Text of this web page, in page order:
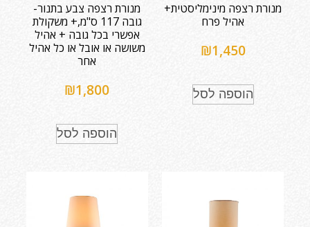
מנורת רצפה מינימליסטית+
אהיל פרח
₪1,450
הוספה לסל
מנורת רצפה צבע בתנור-
גובה 117 ס"מ,+ משקולת
אפשרי בכל גובה + אהיל
משושה או אובל או כל אהיל
אחר
₪1,800
הוספה לסל